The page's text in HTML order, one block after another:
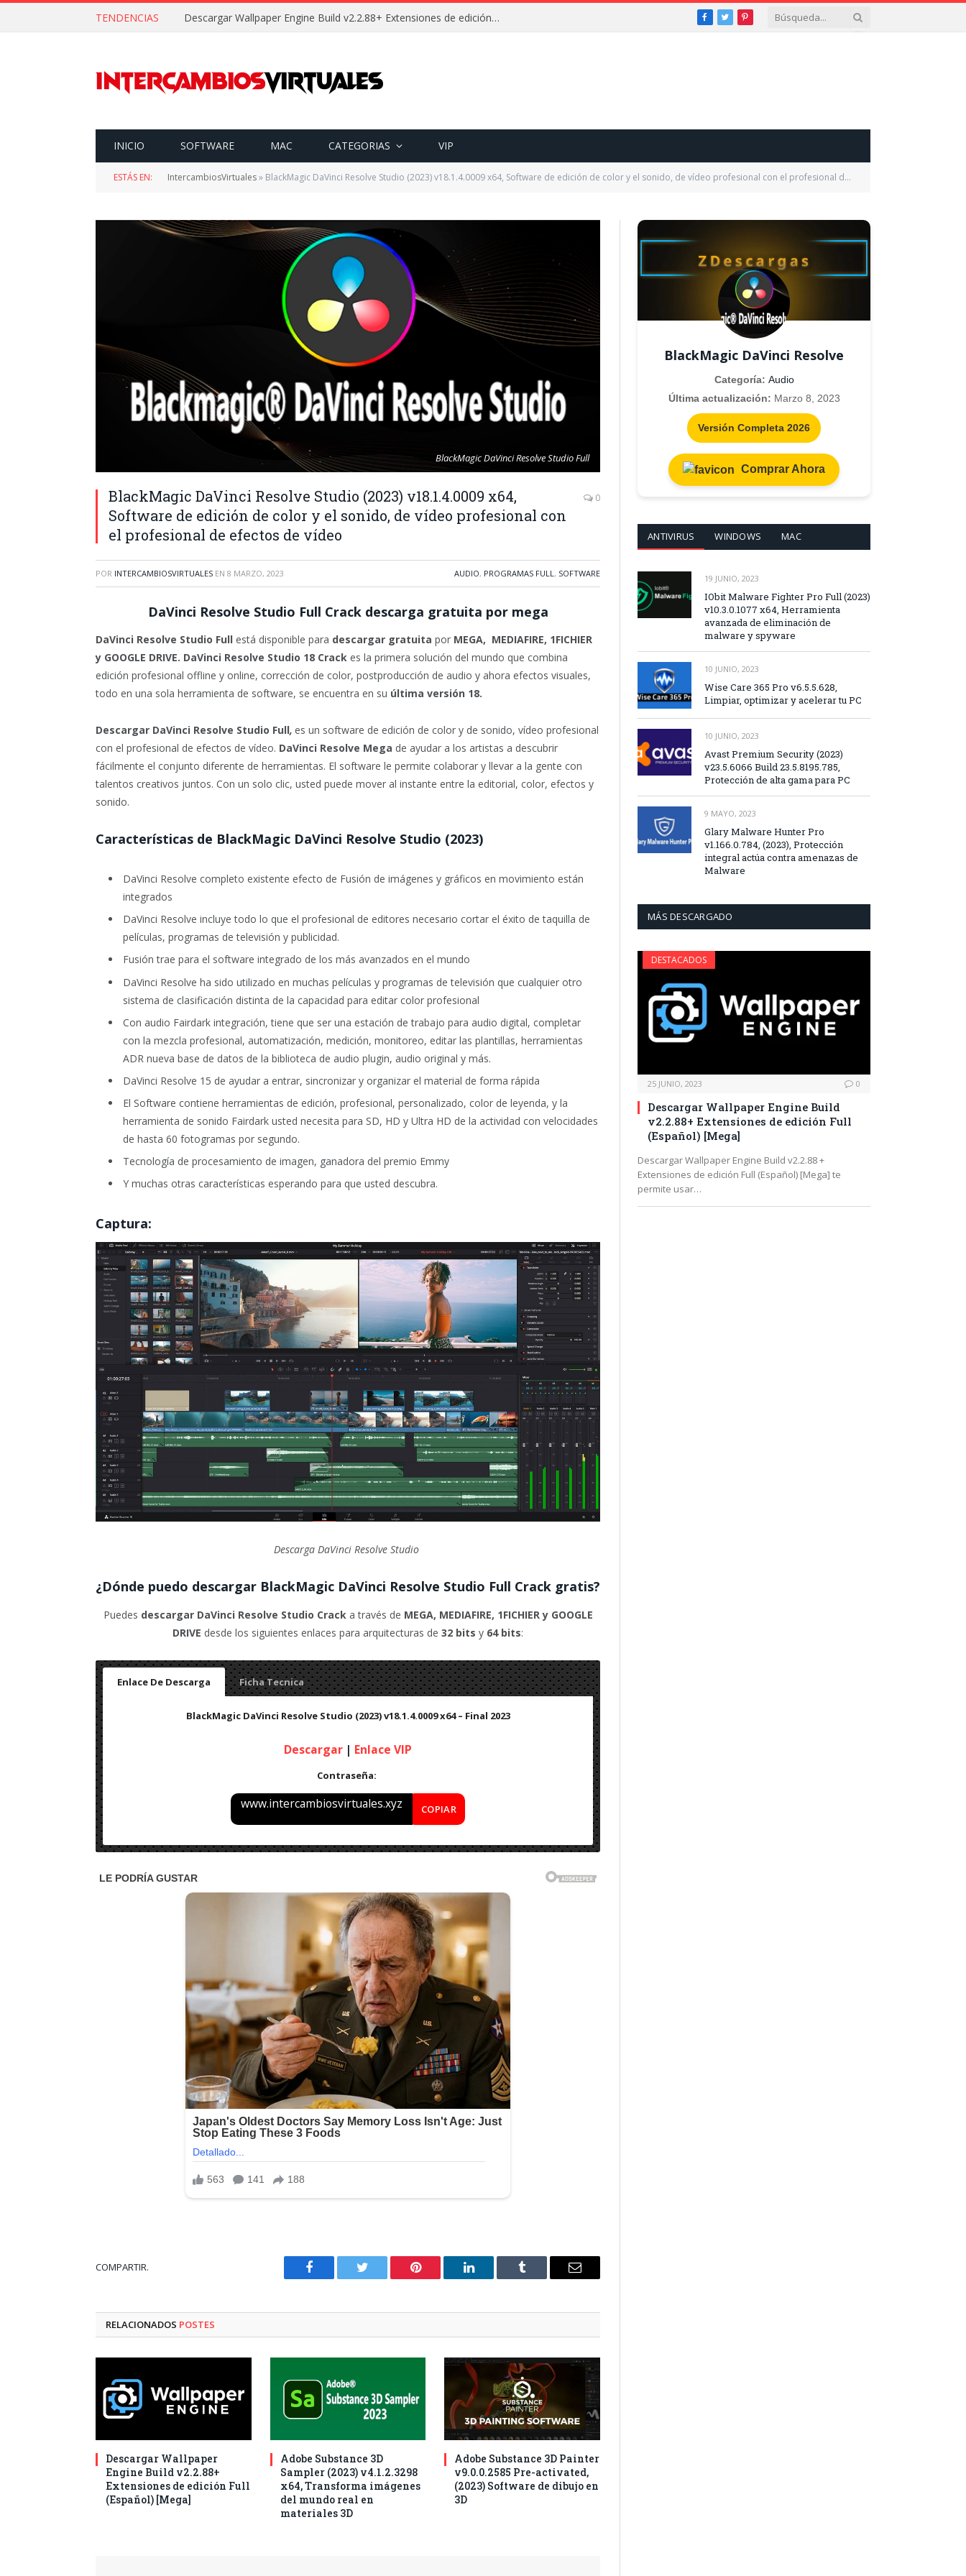
TENDENCIAS Descargar Wallpaper Engine Build v2.2.88+ Extensiones de edición Full (Español) [Mega] Facebook
TwitterPinterest
INICIO SOFTWARE MAC CATEGORIAS VIP
ESTÁS EN: IntercambiosVirtuales» BlackMagic DaVinci Resolve Studio (2023) v18.1.4.0009 x64, Software de edición de color y el sonido, de vídeo profesional con el profesional de efectos de vídeo
BlackMagic DaVinci Resolve Studio Full
BlackMagic DaVinci Resolve Studio (2023) v18.1.4.0009 x64,
Software de edición de color y el sonido, de vídeo profesional con
el profesional de efectos de vídeo
0
POR INTERCAMBIOSVIRTUALES EN 8 MARZO, 2023 AUDIO, PROGRAMAS FULL, SOFTWARE
DaVinci Resolve Studio Full Crack descarga gratuita por mega
DaVinci Resolve Studio Full está disponible para descargar gratuita por MEGA, MEDIAFIRE, 1FICHIER
y GOOGLE DRIVE. DaVinci Resolve Studio 18 Crack es la primera solución del mundo que combina
edición profesional offline y online, corrección de color, postproducción de audio y ahora efectos visuales,
todo en una sola herramienta de software, se encuentra en su última versión 18.
Descargar DaVinci Resolve Studio Full, es un software de edición de color y de sonido, vídeo profesional
con el profesional de efectos de vídeo. DaVinci Resolve Mega de ayudar a los artistas a descubrir
fácilmente el conjunto diferente de herramientas. El software le permite colaborar y llevar a la gente con
talentos creativos juntos. Con un solo clic, usted puede mover al instante entre la editorial, color, efectos y
sonido.
Características de BlackMagic DaVinci Resolve Studio (2023)
DaVinci Resolve completo existente efecto de Fusión de imágenes y gráficos en movimiento están
integrados
DaVinci Resolve incluye todo lo que el profesional de editores necesario cortar el éxito de taquilla de
películas, programas de televisión y publicidad.
Fusión trae para el software integrado de los más avanzados en el mundo
DaVinci Resolve ha sido utilizado en muchas películas y programas de televisión que cualquier otro
sistema de clasificación distinta de la capacidad para editar color profesional
Con audio Fairdark integración, tiene que ser una estación de trabajo para audio digital, completar
con la mezcla profesional, automatización, medición, monitoreo, editar las plantillas, herramientas
ADR nueva base de datos de la biblioteca de audio plugin, audio original y más.
DaVinci Resolve 15 de ayudar a entrar, sincronizar y organizar el material de forma rápida
El Software contiene herramientas de edición, profesional, personalizado, color de leyenda, y la
herramienta de sonido Fairdark usted necesita para SD, HD y Ultra HD de la actividad con velocidades
de hasta 60 fotogramas por segundo.
Tecnología de procesamiento de imagen, ganadora del premio Emmy
Y muchas otras características esperando para que usted descubra.
Captura:
Descarga DaVinci Resolve Studio
¿Dónde puedo descargar BlackMagic DaVinci Resolve Studio Full Crack gratis?
Puedes descargar DaVinci Resolve Studio Crack a través de MEGA, MEDIAFIRE, 1FICHIER y GOOGLE
DRIVE desde los siguientes enlaces para arquitecturas de 32 bits y 64 bits:
Enlace De Descarga Ficha Tecnica
BlackMagic DaVinci Resolve Studio (2023) v18.1.4.0009 x64 – Final 2023
Descargar | Enlace VIP
Contraseña:
www.intercambiosvirtuales.xyz COPIAR
Nombre: BlackMagic DaVinci Resolve Studio (2023) v18.1.4.0009 x64– Final 2023
Activación con Parche, Serial
COMPARTIR.
Facebook Twitter Pinterest LinkedIn Tumblr
Correo
RELACIONADOS POSTES
Descargar Wallpaper
Engine Build v2.2.88+
Extensiones de edición Full
(Español) [Mega]
Adobe Substance 3D
Sampler (2023) v4.1.2.3298
x64, Transforma imágenes
del mundo real en
materiales 3D
Adobe Substance 3D Painter
v9.0.0.2585 Pre-activated,
(2023) Software de dibujo en
3D
BlackMagic DaVinci Resolve
Categoría: Audio
Última actualización: Marzo 8, 2023
Versión Completa 2026
Comprar Ahora
ANTIVIRUS WINDOWS MAC
19 JUNIO, 2023
IObit Malware Fighter Pro Full (2023)
v10.3.0.1077 x64, Herramienta
avanzada de eliminación de
malware y spyware
10 JUNIO, 2023
Wise Care 365 Pro v6.5.5.628,
Limpiar, optimizar y acelerar tu PC
10 JUNIO, 2023
Avast Premium Security (2023)
v23.5.6066 Build 23.5.8195.785,
Protección de alta gama para PC
9 MAYO, 2023
Glary Malware Hunter Pro
v1.166.0.784, (2023), Protección
integral actúa contra amenazas de
Malware
MÁS DESCARGADO
DESTACADOS
25 JUNIO, 2023 0
Descargar Wallpaper Engine Build
v2.2.88+ Extensiones de edición Full
(Español) [Mega]
Descargar Wallpaper Engine Build v2.2.88 +
Extensiones de edición Full (Español) [Mega] te
permite usar…